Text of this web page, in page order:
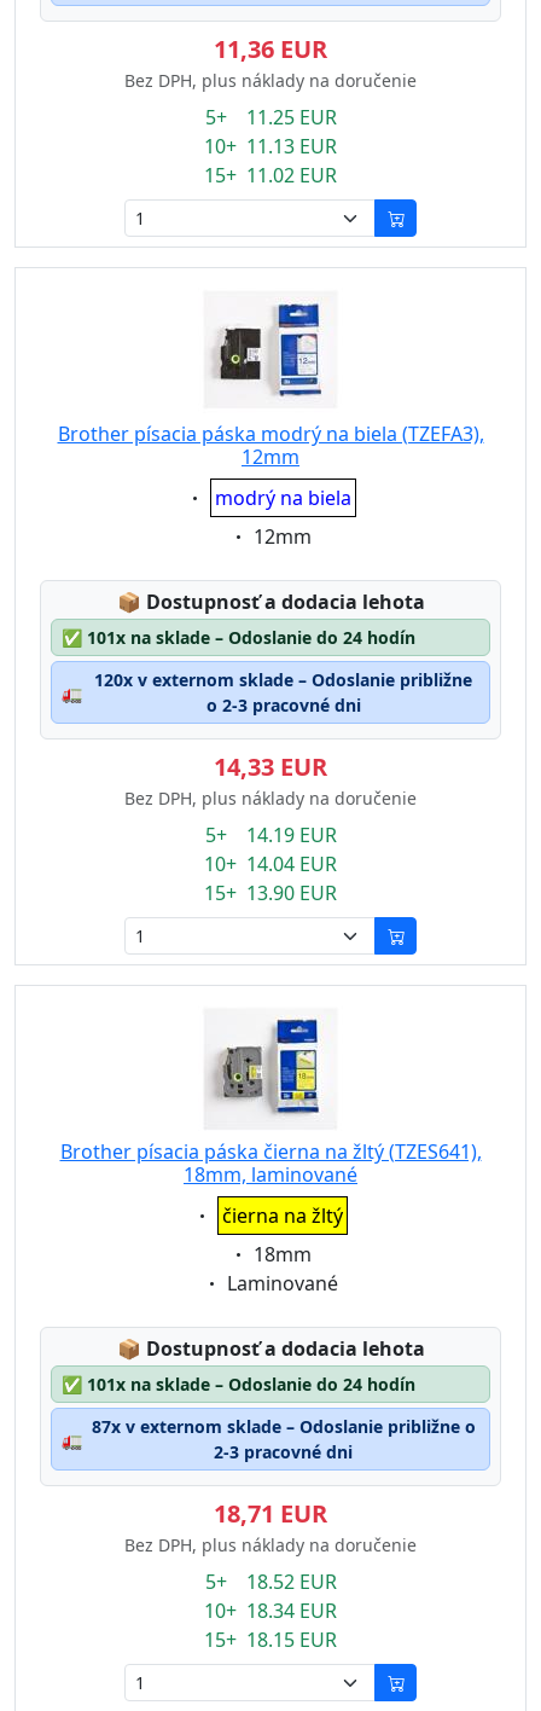
11,36 EUR
Bez DPH, plus náklady na doručenie
5+ 11.25 EUR
10+ 11.13 EUR
15+ 11.02 EUR
Brother písacia páska modrý na biela (TZEFA3),
12mm
Eigenschaft:
modrý na biela
Eigenschaft:
12mm
📦 Lagerstatus:
Dostupnosť a dodacia lehota
✅ 101x na sklade – Odoslanie do 24 hodín
🚛
120x v externom sklade – Odoslanie približne
o 2-3 pracovné dni
14,33 EUR
Bez DPH, plus náklady na doručenie
5+ 14.19 EUR
10+ 14.04 EUR
15+ 13.90 EUR
Brother písacia páska čierna na žltý (TZES641),
18mm, laminované
Eigenschaft:
čierna na žltý
Eigenschaft:
18mm
Eigenschaft:
Laminované
📦 Lagerstatus:
Dostupnosť a dodacia lehota
✅ 101x na sklade – Odoslanie do 24 hodín
🚛
87x v externom sklade – Odoslanie približne o
2-3 pracovné dni
18,71 EUR
Bez DPH, plus náklady na doručenie
5+ 18.52 EUR
10+ 18.34 EUR
15+ 18.15 EUR